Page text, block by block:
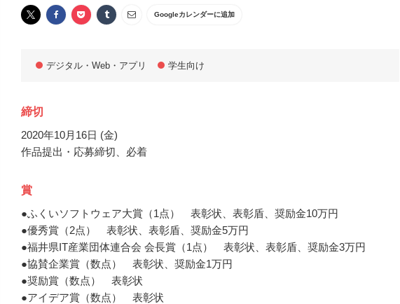
Googleカレンダーに追加
デジタル・Web・アプリ 学生向け
締切
2020年10月16日 (金)
作品提出・応募締切、必着
賞
●ふくいソフトウェア大賞（1点） 表彰状、表彰盾、奨励金10万円
●優秀賞（2点） 表彰状、表彰盾、奨励金5万円
●福井県IT産業団体連合会 会長賞（1点） 表彰状、表彰盾、奨励金3万円
●協賛企業賞（数点） 表彰状、奨励金1万円
●奨励賞（数点） 表彰状
●アイデア賞（数点） 表彰状